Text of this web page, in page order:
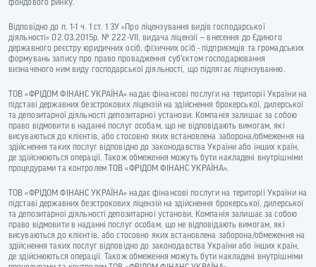
фондового ринку.
Відповідно до п. 1-1 ч. 1 ст. 1 ЗУ «Про ліцензування видів господарської
діяльності» 02.03.2015р. № 222-VII, видача ліцензії — внесення до Єдиного
державного реєстру юридичних осіб, фізичних осіб - підприємців та громадських
формувань запису про право провадження суб’єктом господарювання
визначеного ним виду господарської діяльності, що підлягає ліцензуванню.
ТОВ «ФРІДОМ ФІНАНС УКРАЇНА» надає фінансові послуги на території України на
підставі державних безстрокових ліцензій на здійснення брокерської, дилерської
та депозитарної діяльності депозитарної установи. Компанія залишає за собою
право відмовити в наданні послуг особам, що не відповідають вимогам, які
висуваються до клієнтів, або стосовно яких встановлена заборона/обмеження на
здійснення таких послуг відповідно до законодавства України або інших країн,
де здійснюються операції. Також обмеження можуть бути накладені внутрішніми
процедурами та контролем ТОВ «ФРІДОМ ФІНАНС УКРАЇНА».
ТОВ «ФРІДОМ ФІНАНС УКРАЇНА» надає фінансові послуги на території України на
підставі державних безстрокових ліцензій на здійснення брокерської, дилерської
та депозитарної діяльності депозитарної установи. Компанія залишає за собою
право відмовити в наданні послуг особам, що не відповідають вимогам, які
висуваються до клієнтів, або стосовно яких встановлена заборона/обмеження на
здійснення таких послуг відповідно до законодавства України або інших країн,
де здійснюються операції. Також обмеження можуть бути накладені внутрішніми